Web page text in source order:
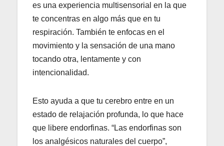
es una experiencia multisensorial en la que
te concentras en algo más que en tu
respiración. También te enfocas en el
movimiento y la sensación de una mano
tocando otra, lentamente y con
intencionalidad.
Esto ayuda a que tu cerebro entre en un
estado de relajación profunda, lo que hace
que libere endorfinas. “Las endorfinas son
los analgésicos naturales del cuerpo”,